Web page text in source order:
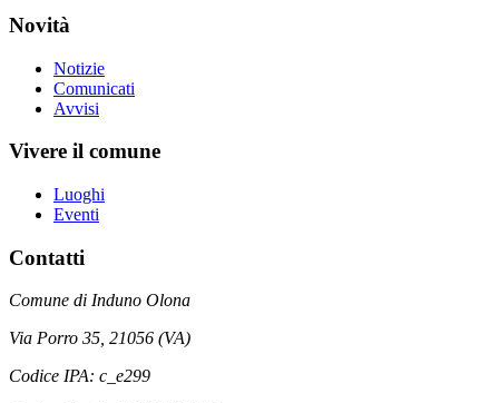
Novità
Notizie
Comunicati
Avvisi
Vivere il comune
Luoghi
Eventi
Contatti
Comune di Induno Olona
Via Porro 35, 21056 (VA)
Codice IPA: c_e299